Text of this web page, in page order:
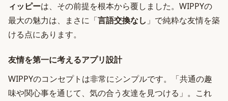
ィッピーは、その前提を根本から覆しました。WIPPYの
最大の魅力は、まさに「言語交換なし 」で純粋な友情を築
ける点にあります。
友情を第一に考えるアプリ設計
WIPPYのコンセプトは非常にシンプルです。「共通の趣
味や関心事を通じて、気の合う友達を見つける」。これ